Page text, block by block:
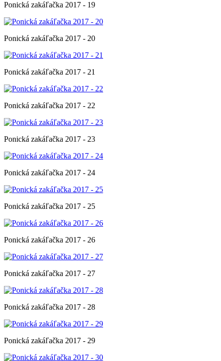
Ponická zakáľačka 2017 - 19
Ponická zakáľačka 2017 - 20
Ponická zakáľačka 2017 - 21
Ponická zakáľačka 2017 - 22
Ponická zakáľačka 2017 - 23
Ponická zakáľačka 2017 - 24
Ponická zakáľačka 2017 - 25
Ponická zakáľačka 2017 - 26
Ponická zakáľačka 2017 - 27
Ponická zakáľačka 2017 - 28
Ponická zakáľačka 2017 - 29